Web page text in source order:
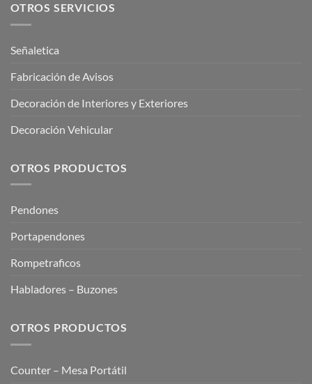
OTROS SERVICIOS
Señaletica
Fabricación de Avisos
Decoración de Interiores y Exteriores
Decoración Vehicular
OTROS PRODUCTOS
Pendones
Portapendones
Rompetraficos
Habladores – Buzones
OTROS PRODUCTOS
Counter – Mesa Portátil